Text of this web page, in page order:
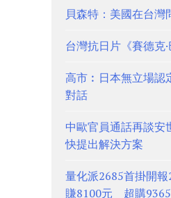
貝森特：美國在台灣
台灣抗日片《賽德克
高市︰日本無立場認
對話
中歐官員通話再談安
快提出解決方案
量化派2685首掛開
賺8100元 超購